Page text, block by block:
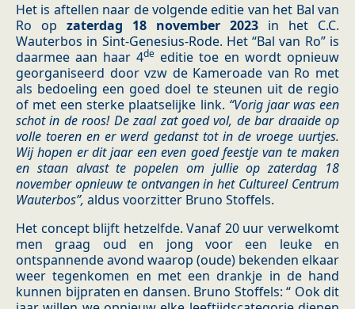
Het is aftellen naar de volgende editie van het Bal van
Ro op zaterdag 18 november 2023 in het C.C.
Wauterbos in Sint-Genesius-Rode. Het “Bal van Ro” is
daarmee aan haar 4de editie toe en wordt opnieuw
georganiseerd door vzw de Kameroade van Ro met
als bedoeling een goed doel te steunen uit de regio
of met een sterke plaatselijke link. “Vorig jaar was een
schot in de roos! De zaal zat goed vol, de bar draaide op
volle toeren en er werd gedanst tot in de vroege uurtjes.
Wij hopen er dit jaar een even goed feestje van te maken
en staan alvast te popelen om jullie op zaterdag 18
november opnieuw te ontvangen in het Cultureel Centrum
Wauterbos”, aldus voorzitter Bruno Stoffels.
Het concept blijft hetzelfde. Vanaf 20 uur verwelkomt
men graag oud en jong voor een leuke en
ontspannende avond waarop (oude) bekenden elkaar
weer tegenkomen en met een drankje in de hand
kunnen bijpraten en dansen. Bruno Stoffels: “ Ook dit